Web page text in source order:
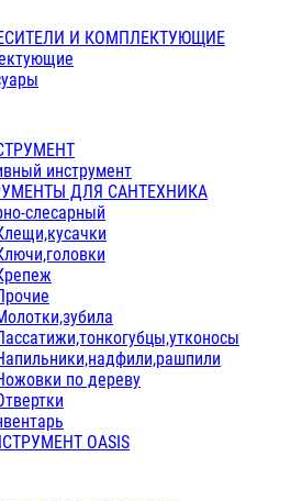
И КОМПЛЕКТУЮЩИЕ
инструмент
ДЛЯ САНТЕХНИКА
слесарный
по дереву
OASIS